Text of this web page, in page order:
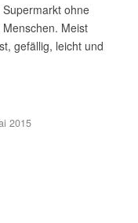
ohne
Meist
gefällig, leicht und
2015